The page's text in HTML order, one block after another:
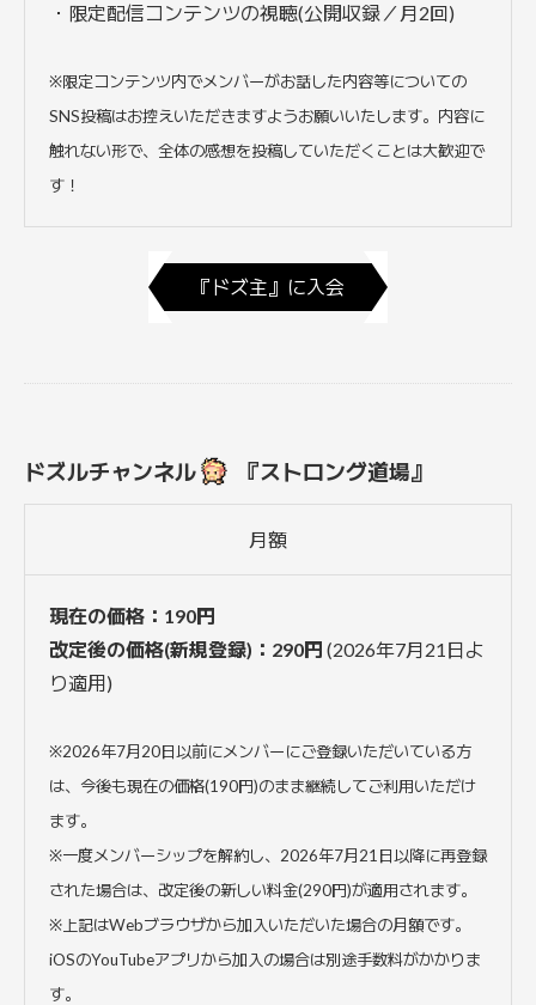
・限定配信コンテンツの視聴(公開収録／月2回)
※限定コンテンツ内でメンバーがお話した内容等についての
SNS投稿はお控えいただきますようお願いいたします。内容に
触れない形で、全体の感想を投稿していただくことは大歓迎で
す！
『ドズ主』に入会
ドズルチャンネル 『ストロング道場』
月額
現在の価格：190円
改定後の価格(新規登録)：290円 (2026年7月21日よ
り適用)
※2026年7月20日以前にメンバーにご登録いただいている方
は、今後も現在の価格(190円)のまま継続してご利用いただけ
ます。
※一度メンバーシップを解約し、2026年7月21日以降に再登録
された場合は、改定後の新しい料金(290円)が適用されます。
※上記はWebブラウザから加入いただいた場合の月額です。
iOSのYouTubeアプリから加入の場合は別途手数料がかかりま
す。